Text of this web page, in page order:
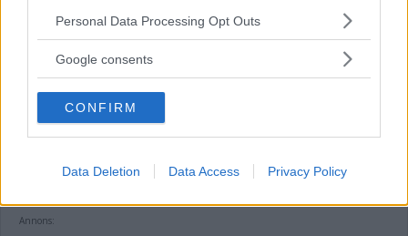
Please note that this website/app uses one or more Google
not limited to your visit or usage behaviour. You may click to
use your data for below specified purposes in below Google
consent section.
Personal Data Processing Opt Outs
Google consents
CONFIRM
Data Deletion Data Access Privacy Policy
Återbruksbutiken i centrala Vimmerby
stänger: ”Varit tuffa månader”
NÄRINGSLIV 08 juli 2026 18.00
Annons: